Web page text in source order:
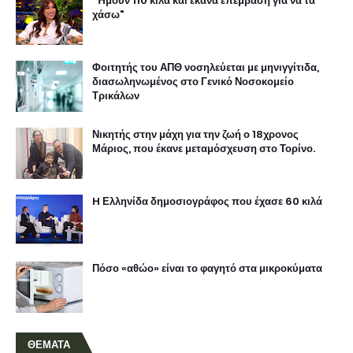
χάσω"
Φοιτητής του ΑΠΘ νοσηλεύεται με μηνιγγίτιδα,
διασωληνωμένος στο Γενικό Νοσοκομείο
Τρικάλων
Νικητής στην μάχη για την ζωή ο 18χρονος
Μάριος, που έκανε μεταμόσχευση στο Τορίνο.
H Ελληνίδα δημοσιογράφος που έχασε 60 κιλά
Πόσο «αθώο» είναι το φαγητό στα μικροκύματα
ΘΕΜΑΤΑ